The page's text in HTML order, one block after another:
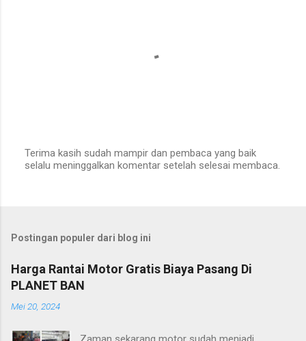
P
g
o
m
e
n
Terima kasih sudah mampir dan pembaca yang baik
selalu meninggalkan komentar setelah selesai membaca.
Postingan populer dari blog ini
Harga Rantai Motor Gratis Biaya Pasang Di
PLANET BAN
Mei 20, 2024